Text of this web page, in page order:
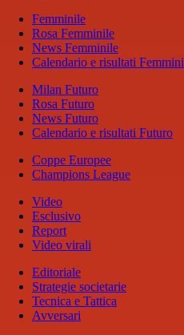
Femminile
Rosa Femminile
News Femminile
Calendario e risultati
Milan Futuro
Rosa Futuro
News Futuro
Calendario e risultati Futuro
Coppe Europee
Champions League
Video
Esclusivo
Report
Video virali
Editoriale
Strategie societarie
Tecnica e Tattica
Avversari